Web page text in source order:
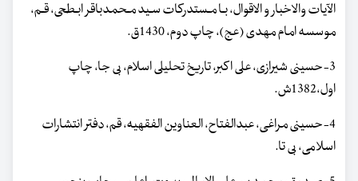
الآیات والاخبار و الاقوال، بـا مـستدرکات سـید مـحمدباقر ابـطحی، قـم،
موسسه امام مهدی (عج)، چاپ دوم، 1430ق.
3-حسینی شیرازی، علی اکبر، تاریخ تحلیلی اسلام، بی جا، چاپ
اول،1382ش.
4-حسینی مراغی، عبدالفتاح، العناوین الفقهیه، قم، دفتر انتشارات
اسلامی، بی تا.